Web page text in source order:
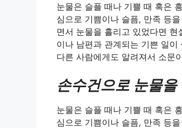
눈물은 슬플 때나 기쁠 때 혹은
심으로 기쁨이나 슬픔, 만족 등
면서 눈물을 흘리고 있었다면
이나 남편과 관계되는 기쁜 일
다른 사람에게도 알려져서 소문
손수건으로 눈물
눈물은 슬플 때나 기쁠 때 혹은
심으로 기쁨이나 슬픔, 만족 등